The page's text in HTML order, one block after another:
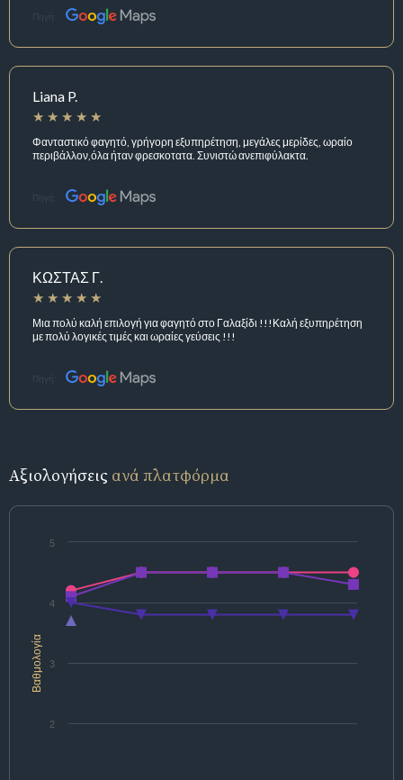
Πηγή:
Liana P.
Φανταστικό φαγητό, γρήγορη εξυπηρέτηση, μεγάλες μερίδες, ωραίο
περιβάλλον,όλα ήταν φρεσκοτατα. Συνιστώ ανεπιφύλακτα.
Πηγή:
ΚΩΣΤΑΣ Γ.
Μια πολύ καλή επιλογή για φαγητό στο Γαλαξίδι !!!Καλή εξυπηρέτηση
με πολύ λογικές τιμές και ωραίες γεύσεις !!!
Πηγή:
Αξιολογήσεις ανά πλατφόρμα
Βαθμολογία
2
3
4
5